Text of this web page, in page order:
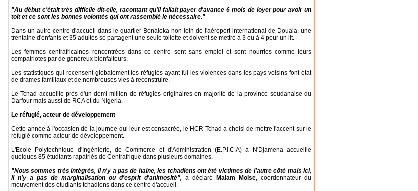
"Au début c'était très difficile dit-elle, racontant qu'il fallait payer d'avance 6 mois de loyer pour avoir un
toit et ce sont les bonnes volontés qui ont rassemblé le nécessaire."
Dans un autre centre d'accueil dans le quartier Bonaloka non loin de l'aéroport international de Douala, une
trentaine d'enfants et 35 adultes se partagent une seule toilette et doivent se mettre à 3 ou à 4 pour un lit.
Les femmes centrafricaines rencontrées dans ce centre sont sans emploi et sont nourries comme leurs
compatriotes par de généreux bienfaiteurs.
Les statistiques qui recensent globalement les réfugiés ayant fui les violences dans les pays voisins font état
de drames familiaux et de nombreuses vies à reconstruire.
Le Tchad accueille près d'un demi-million de réfugiés originaires en majorité de la province soudanaise du
Darfour mais aussi de RCA et du Nigeria.
Le réfugié, acteur de développement
Cette année à l'occasion de la journée qui leur est consacrée, le HCR Tchad a choisi de mettre l'accent sur le
réfugié comme acteur de développement.
L'Ecole Polytechnique d'Ingénierie, de Commerce et d'Administration (E.P.I.C.A) à N'Djamena accueille
quelques 85 étudiants rapatriés de Centrafrique dans plusieurs domaines.
"Nous sommes très intégrés, il n'y a pas de haine, les tchadiens ont été victimes de l'autre côté mais ici,
il n'y a pas de marginalisation ou d'esprit d'animosité", a déclaré Malam Moise, coordonnateur du
mouvement des étudiants tchadiens dans ce centre d'accueil.